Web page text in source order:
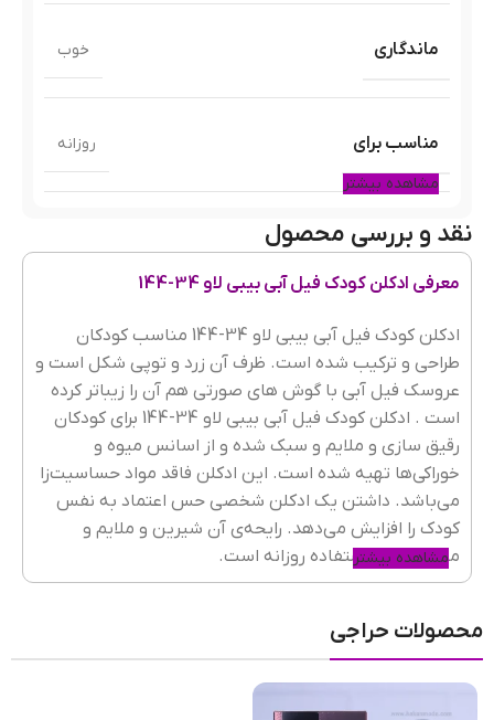
ماندگاری خوب
مناسب برای روزانه
پراکندگی
گروه بویایی خوراکی,مرکبات
برند ادکلن Baby Love
جنسیت ادکلن
مشاهده بیشتر
نقد و بررسی محصول
معرفی ادکلن کودک فیل آبی بیبی لاو 34-144
ادکلن کودک فیل آبی بیبی لاو 34-144 مناسب کودکان
طراحی و ترکیب شده است. ظرف آن زرد و توپی شکل است و
عروسک فیل آبی با گوش های صورتی هم آن را زیباتر کرده
است . ادکلن کودک فیل آبی بیبی لاو 34-144 برای کودکان
رقیق سازی و ملایم و سبک شده و از اسانس میوه و
خوراکی‌ها تهیه شده است. این ادکلن فاقد مواد حساسیت‌زا
می‌باشد. داشتن یک ادکلن شخصی حس اعتماد به نفس
کودک را افزایش می‌دهد. رایحه‌ی آن شیرین و ملایم و
مناسب برای استفاده روزانه است.
خرید عطر و ادکلن برای کودکان سختتر از بزرگسالان است.
علاوه بر نکات بهداشتی، توجه به روحیات کودک و احساسات
مشاهده بیشتر
محصولات حراجی